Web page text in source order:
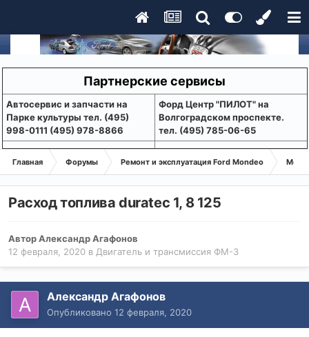
Партнерские сервисы
Aвтосервис и запчасти на
Парке культуры тел. (495)
998-0111 (495) 978-8866
Форд Центр "ПИЛОТ" на
Волгоградском проспекте.
тел. (495) 785-06-65
Главная Форумы Ремонт и эксплуатация Ford Mondeo
Расход топлива duratec 1, 8 125
АвторАлександр Агафонов
12 февраля, 2020 в Двигатель и трансмиссия ФМ-3
Александр Агафонов
Опубликовано 12 февраля, 2020